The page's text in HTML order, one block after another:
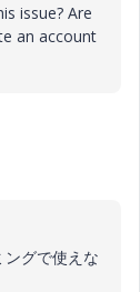
issue? Are
an account
グで使えな